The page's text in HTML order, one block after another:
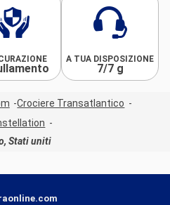
A TUA DISPOSIZIONE
7/7 g
Crociere Transatlantico
Stati uniti